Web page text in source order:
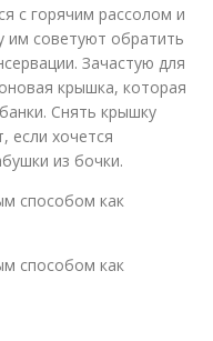
с горячим рассолом и
им советуют обратить
Зачастую для
крышка, которая
Снять крышку
если хочется
из бочки.
способом как
способом как